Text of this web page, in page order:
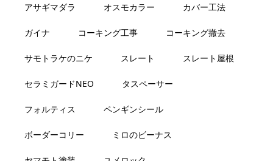
アサギマダラ オスモカラー カバー工法
ガイナ コーキング工事 コーキング撤去
サモトラケのニケ スレート スレート屋根
セラミガードNEO タスペーサー
フォルティス ペンギンシール
ボーダーコリー ミロのビーナス